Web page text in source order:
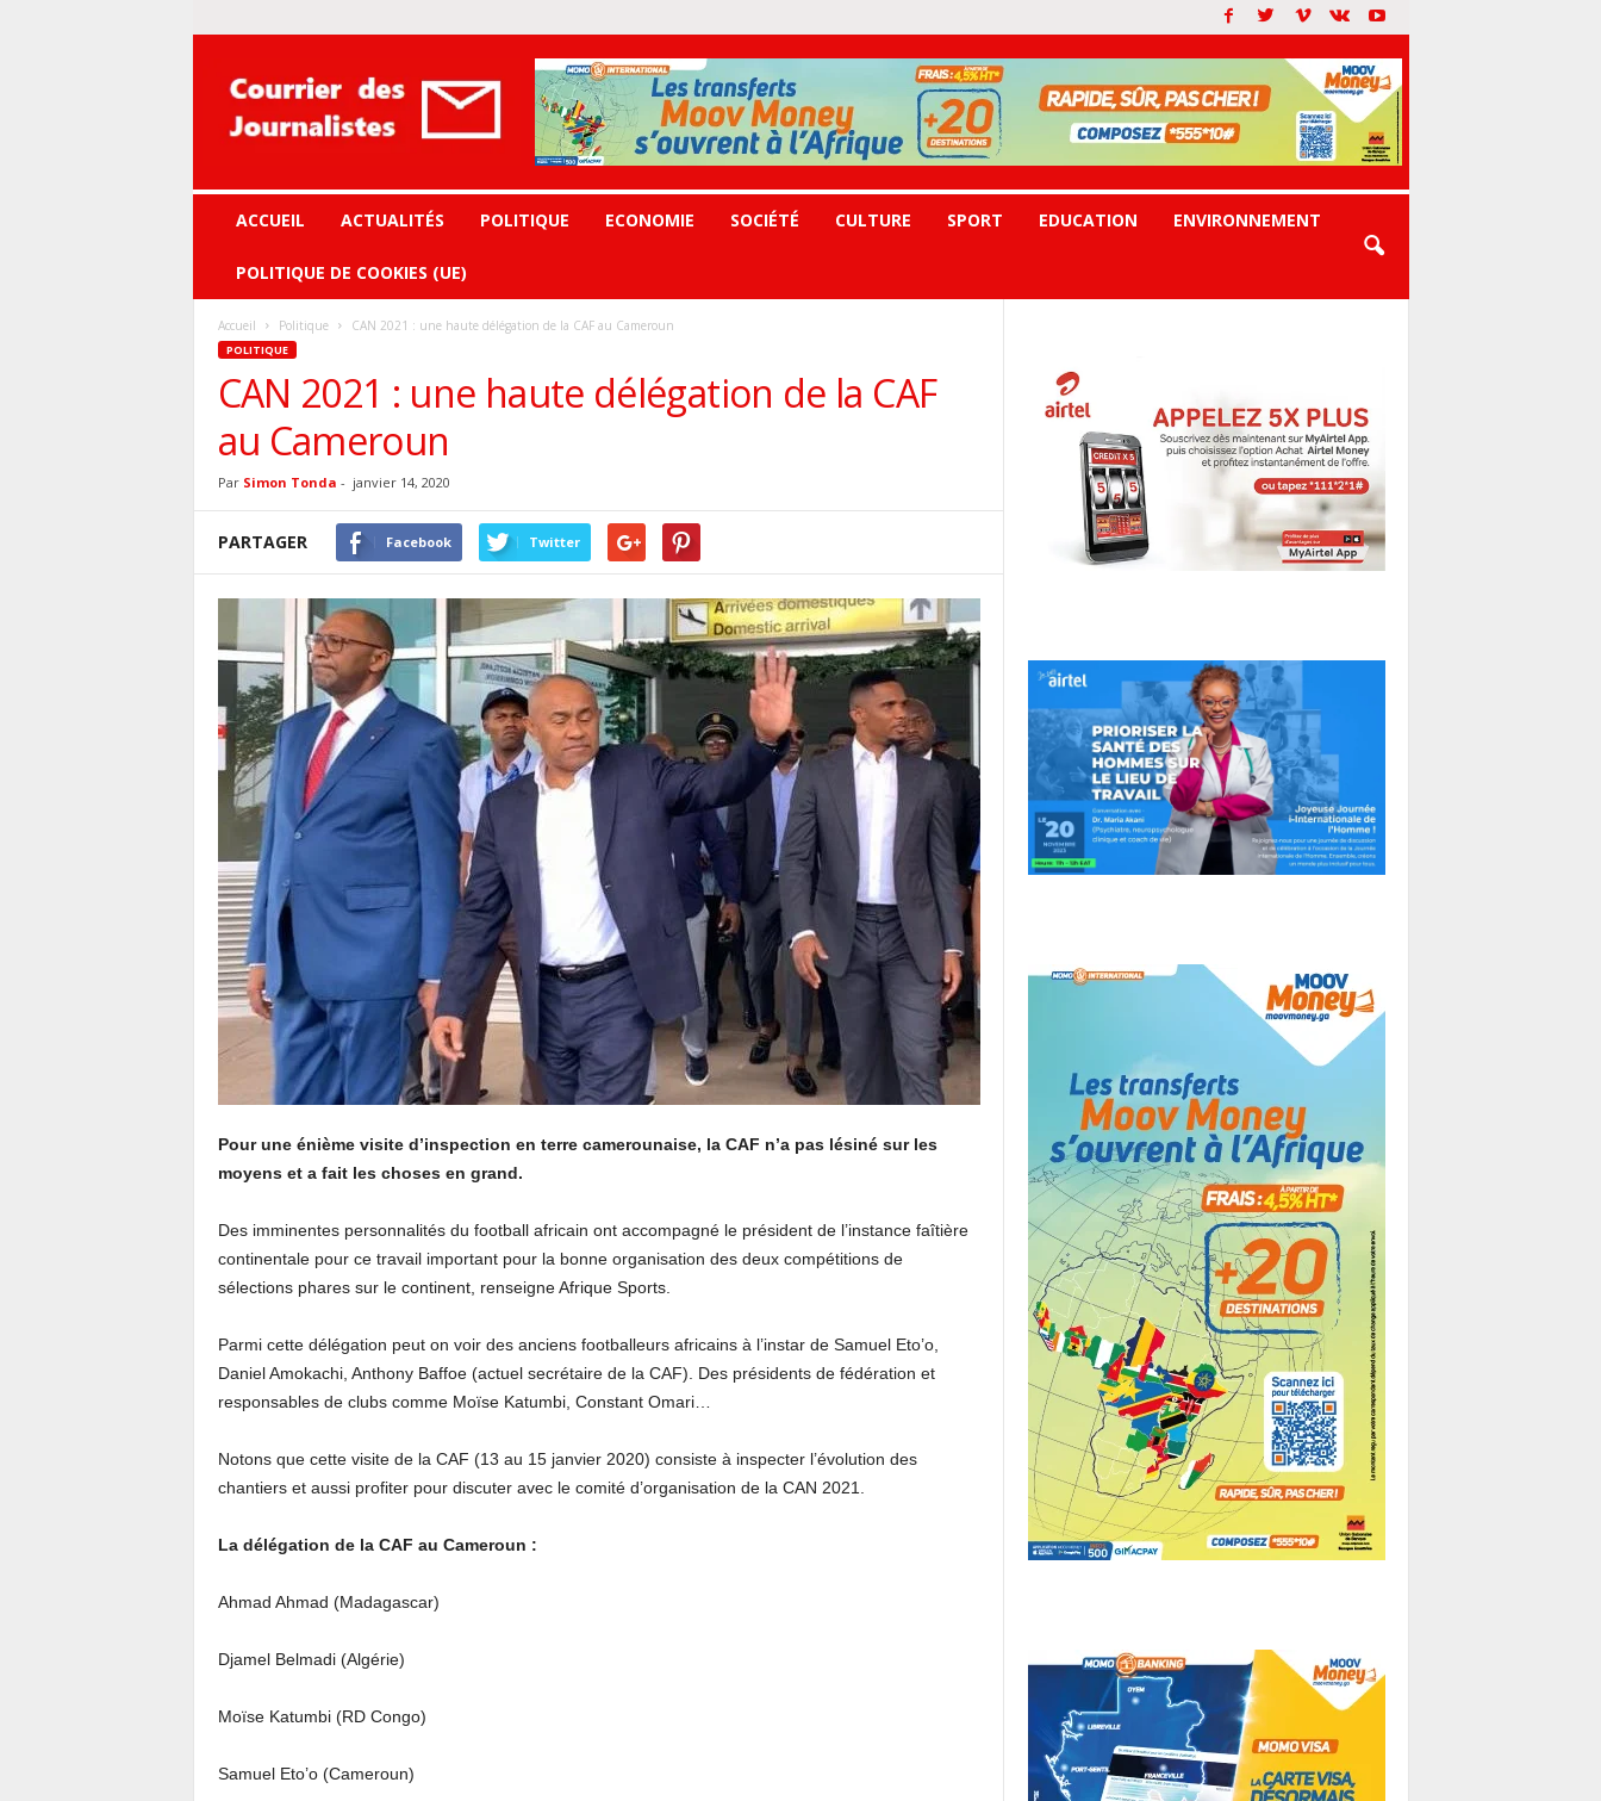
journalistes
ACCUEIL ACTUALITÉS POLITIQUE ECONOMIE SOCIÉTÉ CULTURE SPORT EDUCATION ENVIRONNEMENT
POLITIQUE DE COOKIES (UE)
Accueil Politique CAN 2021 : une haute délégation de la CAF au Cameroun
POLITIQUE
CAN 2021 : une haute délégation de la CAF
au Cameroun
Par Simon Tonda - janvier 14, 2020
PARTAGER Facebook Twitter
Pour une énième visite d’inspection en terre camerounaise, la CAF n’a pas lésiné sur les
moyens et a fait les choses en grand.
Des imminentes personnalités du football africain ont accompagné le président de l’instance faîtière
continentale pour ce travail important pour la bonne organisation des deux compétitions de
sélections phares sur le continent, renseigne Afrique Sports.
Parmi cette délégation peut on voir des anciens footballeurs africains à l’instar de Samuel Eto’o,
Daniel Amokachi, Anthony Baffoe (actuel secrétaire de la CAF). Des présidents de fédération et
responsables de clubs comme Moïse Katumbi, Constant Omari…
Notons que cette visite de la CAF (13 au 15 janvier 2020) consiste à inspecter l’évolution des
chantiers et aussi profiter pour discuter avec le comité d’organisation de la CAN 2021.
La délégation de la CAF au Cameroun :
Ahmad Ahmad (Madagascar)
Djamel Belmadi (Algérie)
Moïse Katumbi (RD Congo)
Samuel Eto’o (Cameroun)